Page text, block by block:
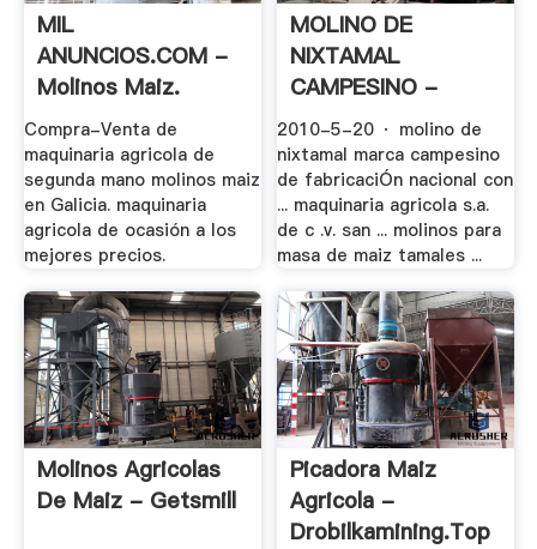
MIL
ANUNCIOS.COM -
Molinos Maiz.
Maquinaria .
Compra-Venta de
maquinaria agricola de
segunda mano molinos maiz
en Galicia. maquinaria
agricola de ocasión a los
mejores precios.
MOLINO DE
NIXTAMAL
CAMPESINO -
YouTube
2010-5-20 · molino de
nixtamal marca campesino
de fabricaciÓn nacional con
... maquinaria agricola s.a.
de c .v. san ... molinos para
masa de maiz tamales ...
Molinos Agricolas
De Maiz - Getsmill
Picadora Maiz
Agricola -
Drobilkamining.top